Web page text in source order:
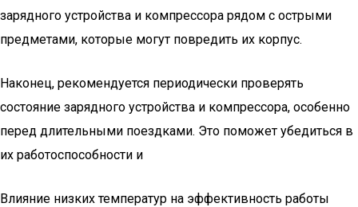
зарядного устройства и компрессора рядом с острыми
предметами, которые могут повредить их корпус.
Наконец, рекомендуется периодически проверять
состояние зарядного устройства и компрессора, особенно
перед длительными поездками. Это поможет убедиться в
их работоспособности и
Влияние низких температур на эффективность работы